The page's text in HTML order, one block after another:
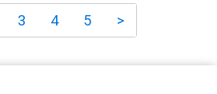
3 4 5 >